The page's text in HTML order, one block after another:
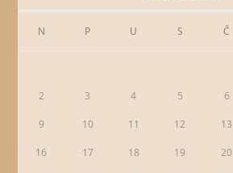
N P U S Č
2 3 4 5 6
9 10 11 12 13
16 17 18 19 20